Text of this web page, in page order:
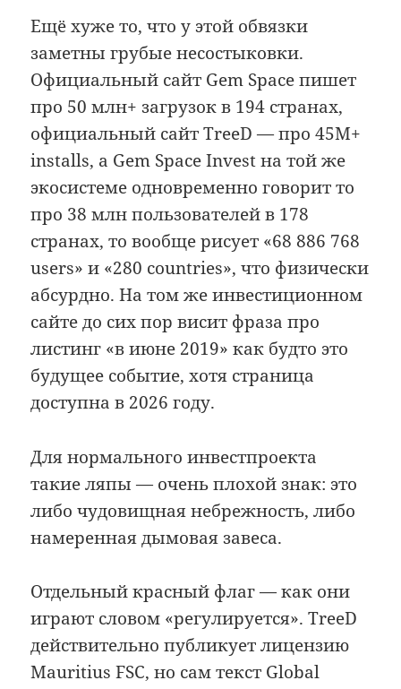
Ещё хуже то, что у этой обвязки
заметны грубые несостыковки.
Официальный сайт Gem Space пишет
про 50 млн+ загрузок в 194 странах,
официальный сайт TreeD — про 45M+
installs, а Gem Space Invest на той же
экосистеме одновременно говорит то
про 38 млн пользователей в 178
странах, то вообще рисует «68 886 768
users» и «280 countries», что физически
абсурдно. На том же инвестиционном
сайте до сих пор висит фраза про
листинг «в июне 2019» как будто это
будущее событие, хотя страница
доступна в 2026 году.
Для нормального инвестпроекта
такие ляпы — очень плохой знак: это
либо чудовищная небрежность, либо
намеренная дымовая завеса.
Отдельный красный флаг — как они
играют словом «регулируется». TreeD
действительно публикует лицензию
Mauritius FSC, но сам текст Global